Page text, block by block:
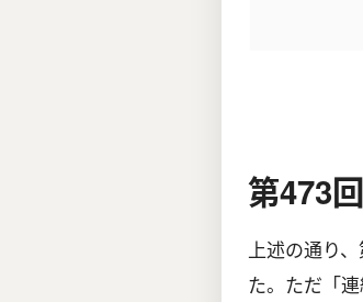
第473
上述の通り
た。ただ「